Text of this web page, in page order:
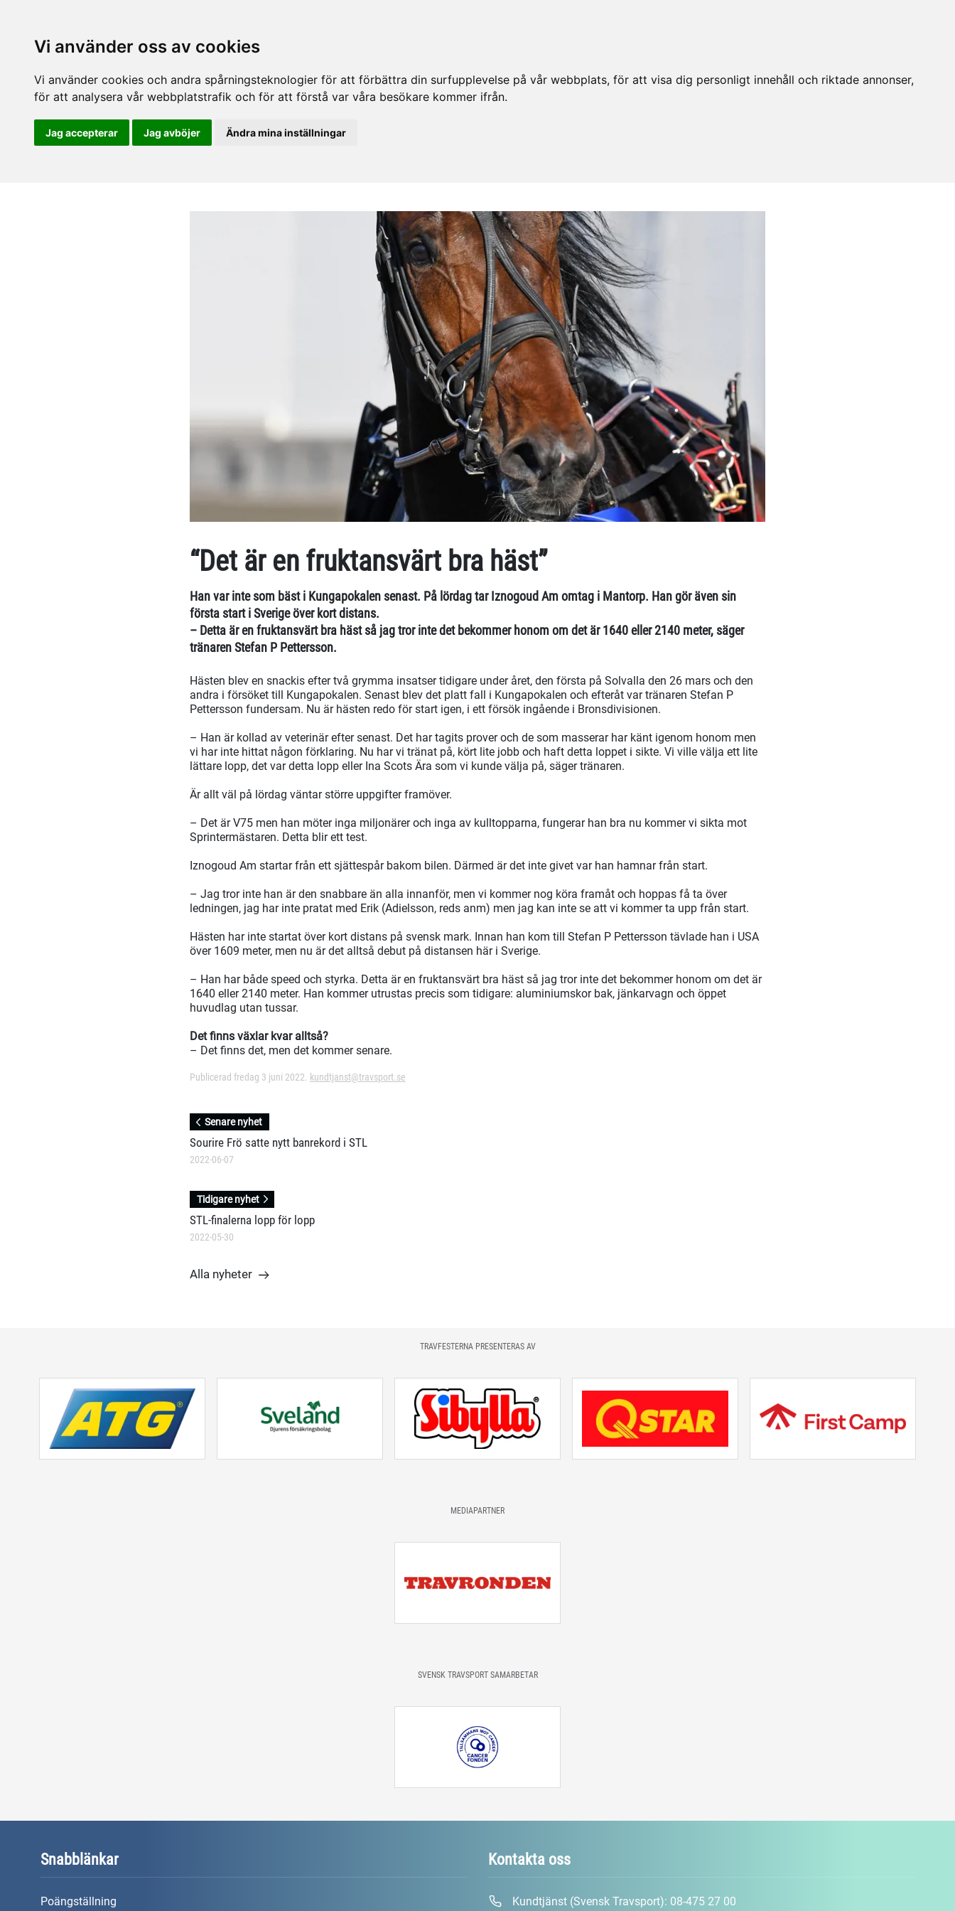
Vi använder oss av cookies
Vi använder cookies och andra spårningsteknologier för att förbättra din surfupplevelse på vår webbplats, för att visa dig personligt innehåll och riktade annonser,
för att analysera vår webbplatstrafik och för att förstå var våra besökare kommer ifrån.
Jag accepterar Jag avböjer Ändra mina inställningar
“Det är en fruktansvärt bra häst”
Han var inte som bäst i Kungapokalen senast. På lördag tar Iznogoud Am omtag i Mantorp. Han gör även sin
första start i Sverige över kort distans.
– Detta är en fruktansvärt bra häst så jag tror inte det bekommer honom om det är 1640 eller 2140 meter, säger
tränaren Stefan P Pettersson.
Hästen blev en snackis efter två grymma insatser tidigare under året, den första på Solvalla den 26 mars och den
andra i försöket till Kungapokalen. Senast blev det platt fall i Kungapokalen och efteråt var tränaren Stefan P
Pettersson fundersam. Nu är hästen redo för start igen, i ett försök ingående i Bronsdivisionen.
– Han är kollad av veterinär efter senast. Det har tagits prover och de som masserar har känt igenom honom men
vi har inte hittat någon förklaring. Nu har vi tränat på, kört lite jobb och haft detta loppet i sikte. Vi ville välja ett lite
lättare lopp, det var detta lopp eller Ina Scots Ära som vi kunde välja på, säger tränaren.
Är allt väl på lördag väntar större uppgifter framöver.
– Det är V75 men han möter inga miljonärer och inga av kulltopparna, fungerar han bra nu kommer vi sikta mot
Sprintermästaren. Detta blir ett test.
Iznogoud Am startar från ett sjättespår bakom bilen. Därmed är det inte givet var han hamnar från start.
– Jag tror inte han är den snabbare än alla innanför, men vi kommer nog köra framåt och hoppas få ta över
ledningen, jag har inte pratat med Erik (Adielsson, reds anm) men jag kan inte se att vi kommer ta upp från start.
Hästen har inte startat över kort distans på svensk mark. Innan han kom till Stefan P Pettersson tävlade han i USA
över 1609 meter, men nu är det alltså debut på distansen här i Sverige.
– Han har både speed och styrka. Detta är en fruktansvärt bra häst så jag tror inte det bekommer honom om det är
1640 eller 2140 meter. Han kommer utrustas precis som tidigare: aluminiumskor bak, jänkarvagn och öppet
huvudlag utan tussar.
Det finns växlar kvar alltså?
– Det finns det, men det kommer senare.
Publicerad fredag 3 juni 2022. kundtjanst@travsport.se
Senare nyhet
Sourire Frö satte nytt banrekord i STL
2022-06-07
Tidigare nyhet
STL-finalerna lopp för lopp
2022-05-30
Alla nyheter
TRAVFESTERNA PRESENTERAS AV
MEDIAPARTNER
SVENSK TRAVSPORT SAMARBETAR
Snabblänkar
Poängställning
Kontakta oss
Kundtjänst (Svensk Travsport): 08-475 27 00